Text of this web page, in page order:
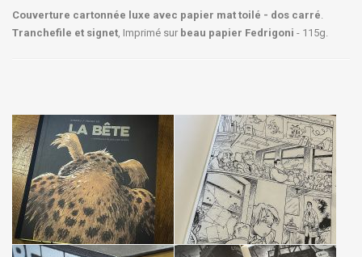
Couverture cartonnée luxe avec papier mat toilé - dos carré.
Tranchefile et signet, Imprimé sur beau papier Fedrigoni - 115g.